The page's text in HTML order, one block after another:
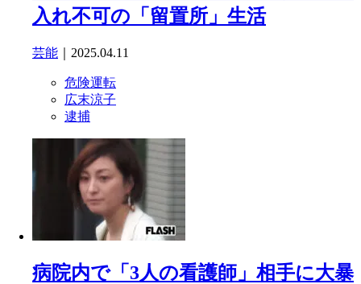
入れ不可の「留置所」生活
芸能 ｜2025.04.11
危険運転
広末涼子
逮捕
病院内で「3人の看護師」相手に大暴